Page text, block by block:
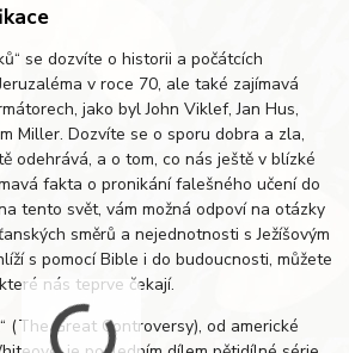
se dozvíte o historii a počátcích
v roce 70, ale také zajímavá
jako byl John Viklef, Jan Hus,
Miller. Dozvíte se o sporu dobra a zla,
odehrává, a o tom, co nás ještě v blízké
fakta o pronikání falešného učení do
tento svět, vám možná odpoví na otázky
směrů a nejednotnosti s Ježíšovým
s pomocí Bible i do budoucnosti, můžete
nás teprve čekají.
(The Great Controversy), od americké